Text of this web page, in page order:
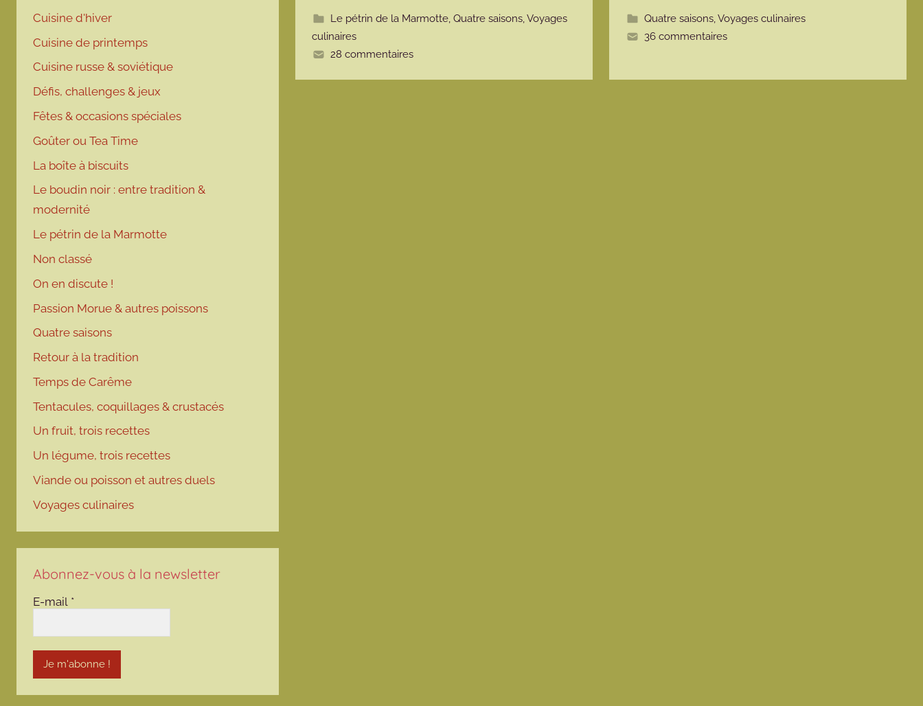
t
Le pétrin de la Marmotte,Quatre saisons,Voyages
culinaires
28 commentaires
t
e
Quatre saisons,Voyages culinaires
36 commentaires
Cuisine d'hiver
Cuisine de printemps
Cuisine russe & soviétique
Défis, challenges & jeux
Fêtes & occasions spéciales
Goûter ou Tea Time
La boîte à biscuits
Le boudin noir : entre tradition &
modernité
Le pétrin de la Marmotte
Non classé
On en discute !
Passion Morue & autres poissons
Quatre saisons
Retour à la tradition
Temps de Carême
Tentacules, coquillages & crustacés
Un fruit, trois recettes
Un légume, trois recettes
Viande ou poisson et autres duels
Voyages culinaires
Abonnez-vous à la newsletter
E-mail *